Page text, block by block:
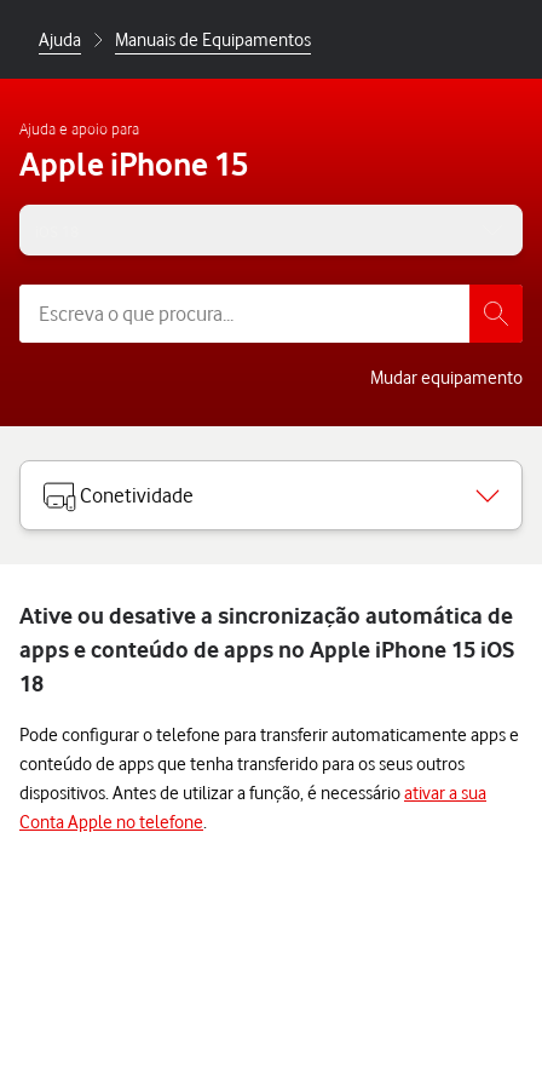
Ajuda Manuais de Equipamentos
Ajuda e apoio para
Apple iPhone 15
Mudar equipamento
Conetividade
Ative ou desative a sincronização automática de
apps e conteúdo de apps no Apple iPhone 15 iOS
18
Pode configurar o telefone para transferir automaticamente apps e
conteúdo de apps que tenha transferido para os seus outros
dispositivos. Antes de utilizar a função, é necessárioativar a sua
Conta Apple no telefone.